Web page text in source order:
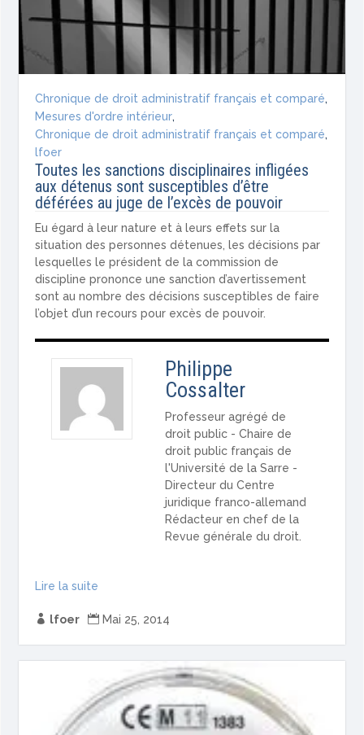
Chronique de droit administratif français et comparé,
Mesures d'ordre intérieur,
Chronique de droit administratif français et comparé,
lfoer
Toutes les sanctions disciplinaires infligées
aux détenus sont susceptibles d’être
déférées au juge de l’excès de pouvoir
Eu égard à leur nature et à leurs effets sur la
situation des personnes détenues, les décisions par
lesquelles le président de la commission de
discipline prononce une sanction d’avertissement
sont au nombre des décisions susceptibles de faire
l’objet d’un recours pour excès de pouvoir.
Philippe
Cossalter
Professeur agrégé de
droit public - Chaire de
droit public français de
l'Université de la Sarre -
Directeur du Centre
juridique franco-allemand
Rédacteur en chef de la
Revue générale du droit.
Lire la suite
 lfoer  Mai 25, 2014